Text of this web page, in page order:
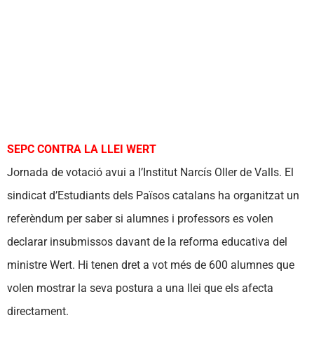
SEPC CONTRA LA LLEI WERT
Jornada de votació avui a l’Institut Narcís Oller de Valls. El
sindicat d’Estudiants dels Països catalans ha organitzat un
referèndum per saber si alumnes i professors es volen
declarar insubmissos davant de la reforma educativa del
ministre Wert. Hi tenen dret a vot més de 600 alumnes que
volen mostrar la seva postura a una llei que els afecta
directament.